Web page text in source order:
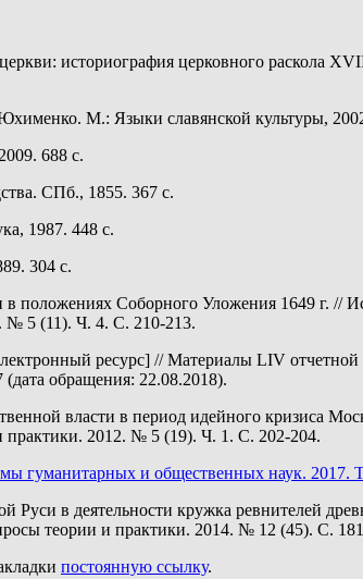
историография церковного раскола
М.: Языки славянской культуры,
688 с.
СПб., 1855. 367 с.
1987. 448 с.
304 с.
положениях Соборного Уложения 1649 г. //
№ 5 (11). Ч. 4. С. 210-213.
ресурс] // Материалы LIV отчетной
обращения: 22.08.2018).
власти в период идейного кризиса
практики. 2012. № 5 (19). Ч. 1. С. 202-204.
гуманитарных и общественных наук. 2017.
в деятельности кружка ревнителей
теории и практики. 2014. № 12 (45). С.
постоянную ссылку.